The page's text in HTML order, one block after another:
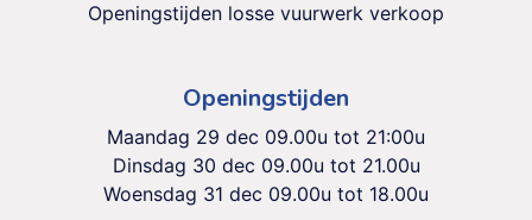
Openingstijden losse vuurwerk verkoop
Openingstijden
Maandag 29 dec 09.00u tot 21:00u
Dinsdag 30 dec 09.00u tot 21.00u
Woensdag 31 dec 09.00u tot 18.00u